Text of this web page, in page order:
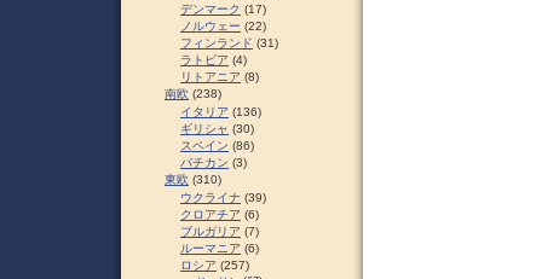
デンマーク (17)
ノルウェー (22)
フィンランド (31)
ラトビア (4)
リトアニア (8)
南欧 (238)
イタリア (136)
ギリシャ (30)
スペイン (86)
バチカン (3)
東欧 (310)
ウクライナ (39)
クロアチア (6)
ブルガリア (7)
ルーマニア (6)
ロシア (257)